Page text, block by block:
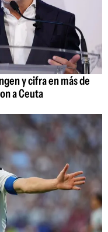
y cifra en más de
a Ceuta